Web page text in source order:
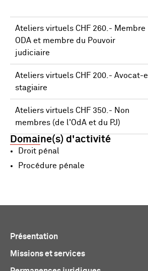
Ateliers virtuels CHF 260.- Membre
ODA et membre du Pouvoir
judiciaire
Ateliers virtuels CHF 200.- Avocat-e
stagiaire
Ateliers virtuels CHF 350.- Non
membres (de l'OdA et du PJ)
Domaine(s) d'activité
Droit pénal
Procédure pénale
Présentation
Missions et services